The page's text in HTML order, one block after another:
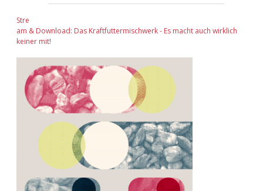
Stre
am & Download: Das Kraftfuttermischwerk - Es macht auch wirklich
keiner mit!